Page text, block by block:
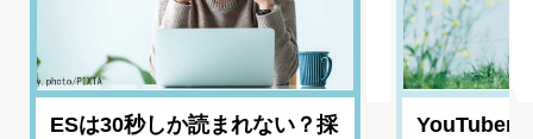
ESは30秒しか読まれない？採
YouTuber